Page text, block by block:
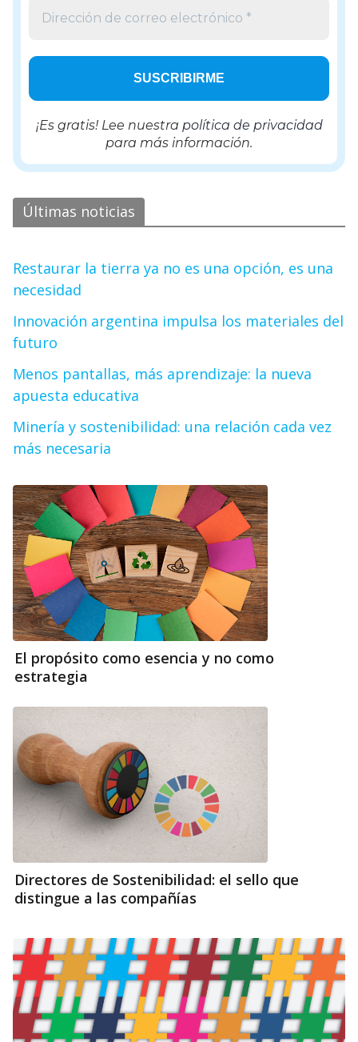
¡Es gratis! Lee nuestra política de privacidad
para más información.
Últimas noticias
Restaurar la tierra ya no es una opción, es una
necesidad
Innovación argentina impulsa los materiales del
futuro
Menos pantallas, más aprendizaje: la nueva
apuesta educativa
Minería y sostenibilidad: una relación cada vez
más necesaria
El propósito como esencia y no como
estrategia
Directores de Sostenibilidad: el sello que
distingue a las compañías